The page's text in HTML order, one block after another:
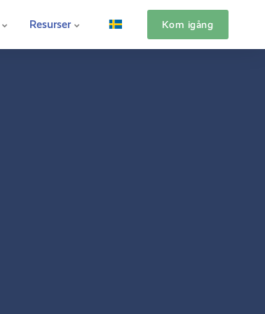
Resurser Kom igång